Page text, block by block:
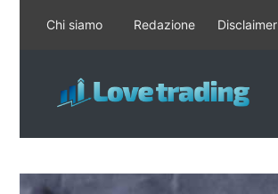
contenuto
Chi siamo Redazione Disclaimer